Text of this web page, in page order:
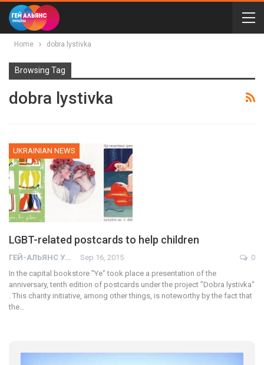
Home dobra lystivka
Browsing Tag
dobra lystivka
UKRAINIAN NEWS
LGBT-related postcards to help children
ГЕЙ-АЛЬЯНС УКРАИНА Sep 16, 2015
0
In the capital bookstore "Ye" took place a presentation of the
anniversary, tenth edition of postcards under the project "Dobra lystivka"
. This charity initiative, among other things, is noteworthy by the fact that
the…